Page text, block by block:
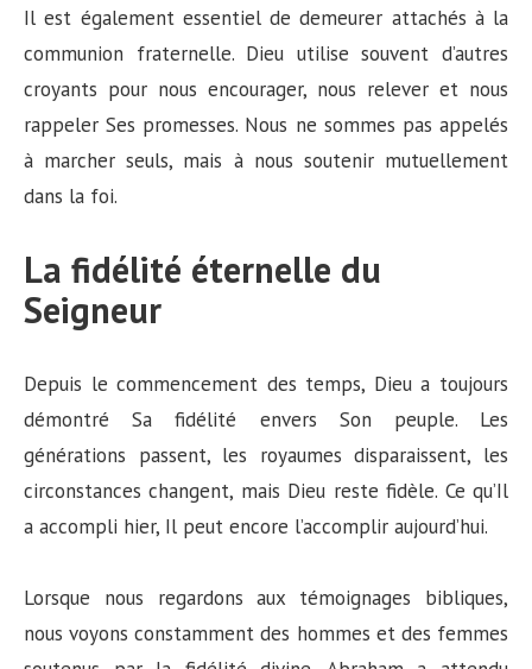
Il est également essentiel de demeurer attachés à la
communion fraternelle. Dieu utilise souvent d’autres
croyants pour nous encourager, nous relever et nous
rappeler Ses promesses. Nous ne sommes pas appelés
à marcher seuls, mais à nous soutenir mutuellement
dans la foi.
La fidélité éternelle du
Seigneur
Depuis le commencement des temps, Dieu a toujours
démontré Sa fidélité envers Son peuple. Les
générations passent, les royaumes disparaissent, les
circonstances changent, mais Dieu reste fidèle. Ce qu’Il
a accompli hier, Il peut encore l’accomplir aujourd’hui.
Lorsque nous regardons aux témoignages bibliques,
nous voyons constamment des hommes et des femmes